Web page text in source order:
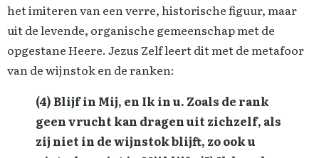
het imiteren van een verre, historische figuur, maar
uit de levende, organische gemeenschap met de
opgestane Heere. Jezus Zelf leert dit met de metafoor
van de wijnstok en de ranken:
(4) Blijf in Mij, en Ik in u. Zoals de rank
geen vrucht kan dragen uit zichzelf, als
zij niet in de wijnstok blijft, zo ook u